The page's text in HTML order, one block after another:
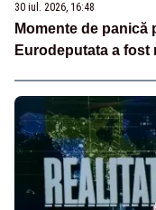
30 iul. 2026, 16:48
Momente de panică
Eurodeputata a